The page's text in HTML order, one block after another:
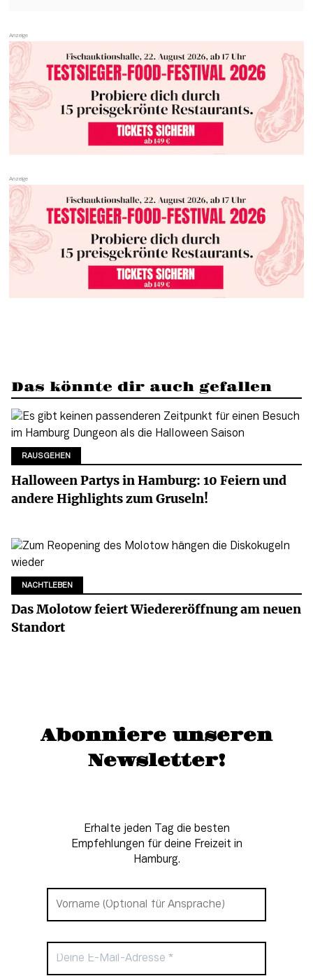
Das könnte dir auch gefallen
RAUSGEHEN
Halloween Partys in Hamburg: 10 Feiern und
andere Highlights zum Gruseln!
NACHTLEBEN
Das Molotow feiert Wiedereröffnung am neuen
Standort
Abonniere unseren
Newsletter!
Erhalte jeden Tag die besten
Empfehlungen für deine Freizeit in
Hamburg.